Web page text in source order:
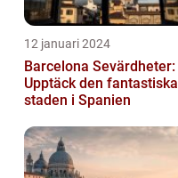
12 januari 2024
Barcelona Sevärdheter:
Upptäck den fantastiska
staden i Spanien